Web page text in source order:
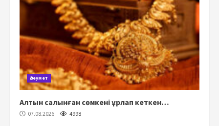
Әлеумет
Алтын салынған сөмкені ұрлап кеткен…
07.08.2026 4998